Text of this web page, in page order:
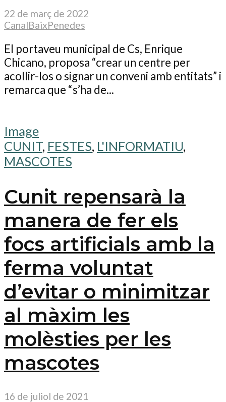
22 de març de 2022
CanalBaixPenedes
El portaveu municipal de Cs, Enrique
Chicano, proposa “crear un centre per
acollir-los o signar un conveni amb entitats” i
remarca que “s’ha de...
Image
CUNIT, FESTES, L'INFORMATIU,
MASCOTES
Cunit repensarà la
manera de fer els
focs artificials amb la
ferma voluntat
d’evitar o minimitzar
al màxim les
molèsties per les
mascotes
16 de juliol de 2021